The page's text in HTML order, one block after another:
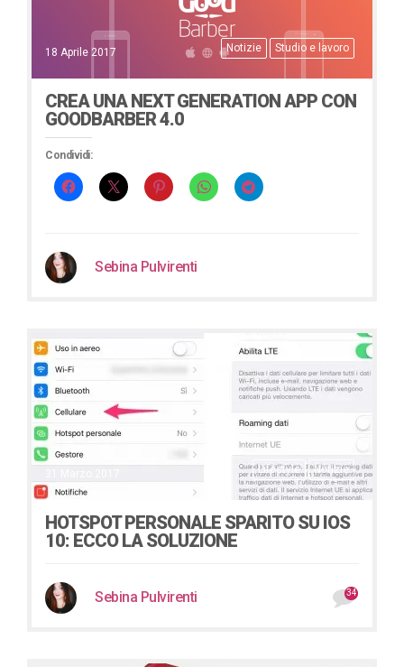
Notizie Studio e lavoro
18 Aprile 2017
CREA UNA NEXT GENERATION APP CON
GOODBARBER 4.0
Condividi:
Sebina Pulvirenti
Lifestyle Notizie
HOTSPOT PERSONALE SPARITO SU IOS
10: ECCO LA SOLUZIONE
Sebina Pulvirenti 34